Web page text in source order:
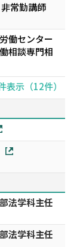
常勤講師
働センター
相談専門相
表示（12件）
法学科主任
法学科主任